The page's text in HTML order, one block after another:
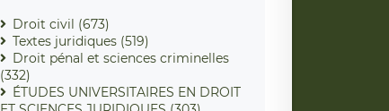
Droit civil (673)
Textes juridiques (519)
Droit pénal et sciences criminelles
(332)
ÉTUDES UNIVERSITAIRES EN DROIT